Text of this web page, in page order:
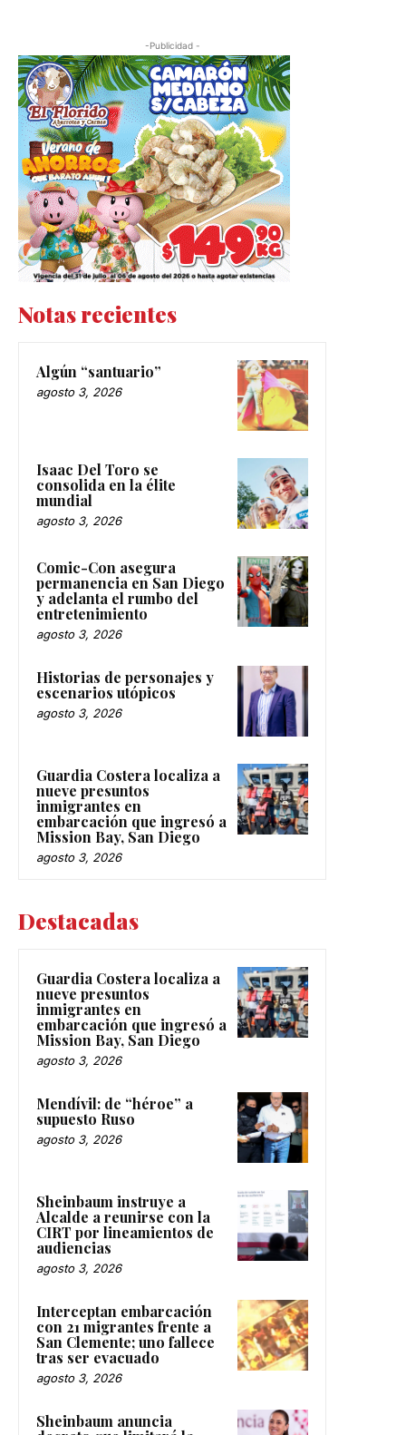
-Publicidad -
Notas recientes
Algún “santuario”
agosto 3, 2026
Isaac Del Toro se
consolida en la élite
mundial
agosto 3, 2026
Comic-Con asegura
permanencia en San Diego
y adelanta el rumbo del
entretenimiento
agosto 3, 2026
Historias de personajes y
escenarios utópicos
agosto 3, 2026
Guardia Costera localiza a
nueve presuntos
inmigrantes en
embarcación que ingresó a
Mission Bay, San Diego
agosto 3, 2026
Destacadas
Guardia Costera localiza a
nueve presuntos
inmigrantes en
embarcación que ingresó a
Mission Bay, San Diego
agosto 3, 2026
Mendívil: de “héroe” a
supuesto Ruso
agosto 3, 2026
Sheinbaum instruye a
Alcalde a reunirse con la
CIRT por lineamientos de
audiencias
agosto 3, 2026
Interceptan embarcación
con 21 migrantes frente a
San Clemente; uno fallece
tras ser evacuado
agosto 3, 2026
Sheinbaum anuncia